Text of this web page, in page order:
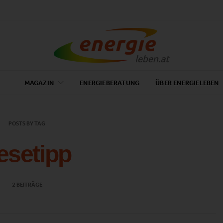
MAGAZIN ENERGIEBERATUNG ÜBER ENERGIELEBEN
POSTS BY TAG
2 BEITRÄGE